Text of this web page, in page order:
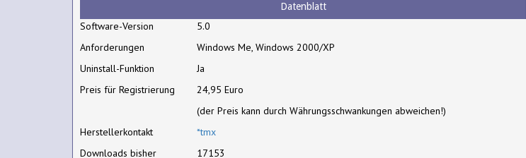
Datenblatt
Software-Version
5.0
Anforderungen
Windows Me, Windows 2000/XP
Uninstall-Funktion
Ja
Preis für Registrierung
24,95 Euro
(der Preis kann durch Währungsschwankungen abweichen!)
Herstellerkontakt
*tmx
Downloads bisher
17153